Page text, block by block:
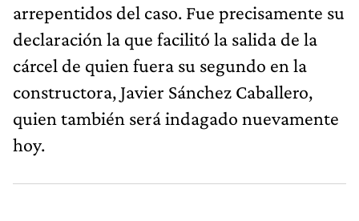
arrepentidos del caso. Fue precisamente su
declaración la que facilitó la salida de la
cárcel de quien fuera su segundo en la
constructora, Javier Sánchez Caballero,
quien también será indagado nuevamente
hoy.